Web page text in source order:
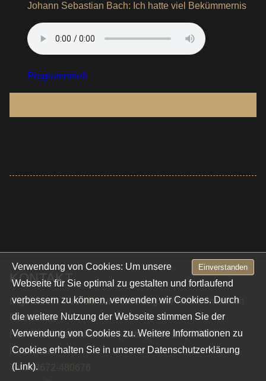
Johann Sebastian Bach: Ich hatte viel Bekümmernis
Programmheft
KONTAKT
Orgelverein – Verein zur Förderung der Kirchenmusik in
Rudolstadt
Herr Frank Bettenhausen | Stiftsgasse 10 | 07407
Rudolstadt
Tel.: 03672-480676
Einverstanden
Verwendung von Cookies: Um unsere
Webseite für Sie optimal zu gestalten und fortlaufend
verbessern zu können, verwenden wir Cookies. Durch
die weitere Nutzung der Webseite stimmen Sie der
Verwendung von Cookies zu. Weitere Informationen zu
Cookies erhalten Sie in unserer Datenschutzerklärung
(Link).